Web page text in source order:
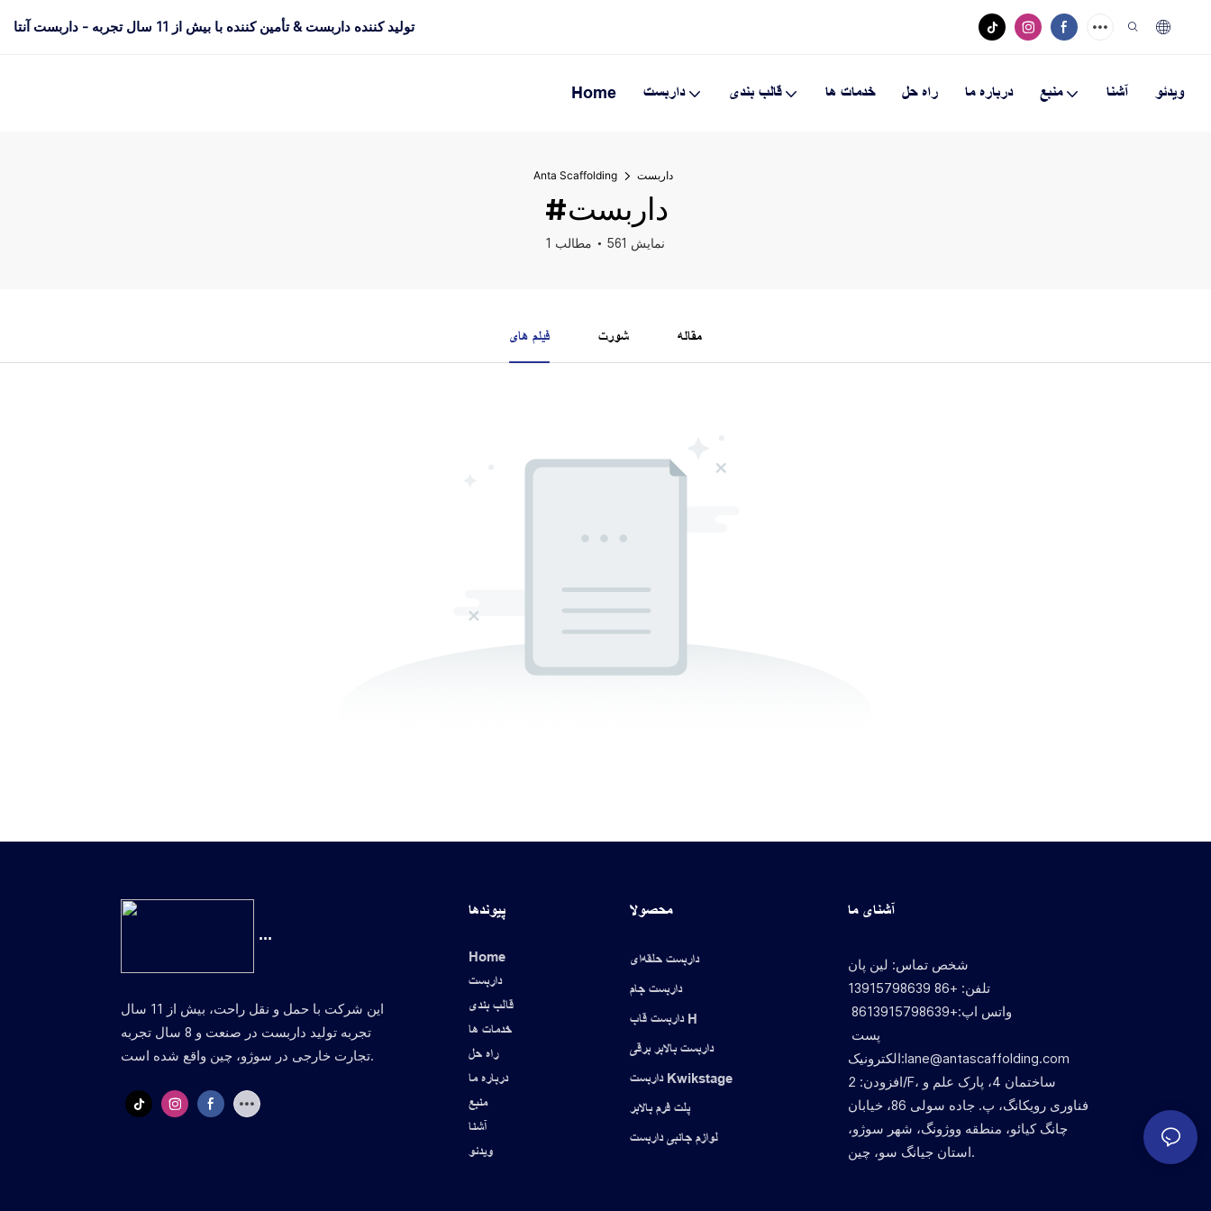
تولید کننده داربست & تأمین کننده با بیش از 11 سال تجربه - داربست آنتا
Home داربست قالب بندی خدمات ها راه حل درباره ما منبع آشنا ویدئو
Anta Scaffolding داربست
#داربست
1 مطالب 561 نمایش
فیلم های شورت مقاله
‎‏‎ ...
این شرکت با حمل و نقل راحت، بیش از 11 سال
تجربه تولید داربست در صنعت و 8 سال تجربه
تجارت خارجی در سوژو، چین واقع شده است.
پیوندها
Home
داربست
قالب بندی
خدمات ها
راه حل
درباره ما
منبع
آشنا
ویدئو
محصولا
داربست حلقه‌ای
داربست جام
داربست قاب H
داربست بالابر برقی
داربست Kwikstage
پلت فرم بالابر
لوازم جانبی داربست
آشنای ما
شخص تماس: لین پان
تلفن: +86 13915798639
الکترونیک:lane@antascaffolding.com
افزودن: 2/F، ساختمان 4، پارک علم و
فناوری رویکانگ، پ. جاده سولی 86، خیابان
چانگ کیائو، منطقه ووژونگ، شهر سوژو،
استان جیانگ سو، چین.